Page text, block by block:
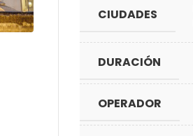
CIUDADES
DURACIÓN
OPERADOR